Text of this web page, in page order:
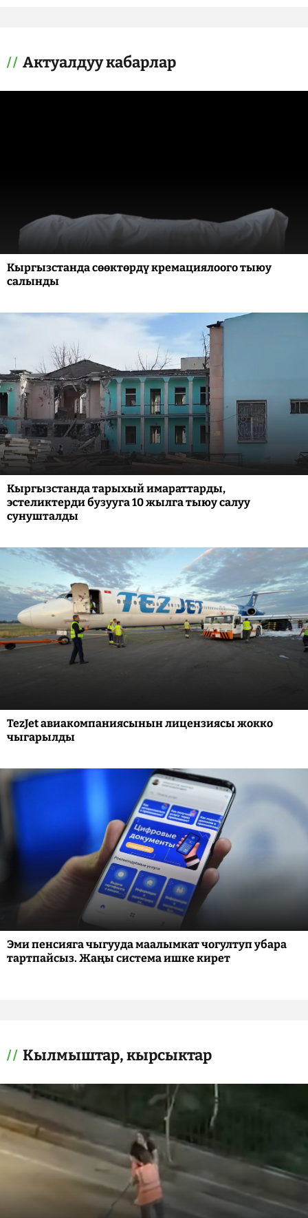
Актуалдуу кабарлар
Кыргызстанда сөөктөрдү кремациялоого тыюу
салынды
Кыргызстанда тарыхый имараттарды,
эстеликтерди бузууга 10 жылга тыюу салуу
сунушталды
TezJet авиакомпаниясынын лицензиясы жокко
чыгарылды
Эми пенсияга чыгууда маалымкат чогултуп убара
тартпайсыз. Жаңы система ишке кирет
Кылмыштар, кырсыктар